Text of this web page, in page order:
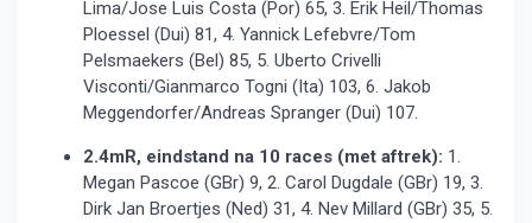
Lima/Jose Luis Costa (Por) 65, 3. Erik Heil/Thomas
Ploessel (Dui) 81, 4. Yannick Lefebvre/Tom
Pelsmaekers (Bel) 85, 5. Uberto Crivelli
Visconti/Gianmarco Togni (Ita) 103, 6. Jakob
Meggendorfer/Andreas Spranger (Dui) 107.
2.4mR, eindstand na 10 races (met aftrek): 1.
Megan Pascoe (GBr) 9, 2. Carol Dugdale (GBr) 19, 3.
Dirk Jan Broertjes (Ned) 31, 4. Nev Millard (GBr) 35, 5.